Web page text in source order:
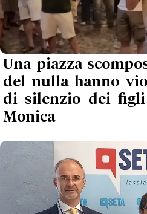
Una piazza
del nulla hanno
di silenzio dei
Monica